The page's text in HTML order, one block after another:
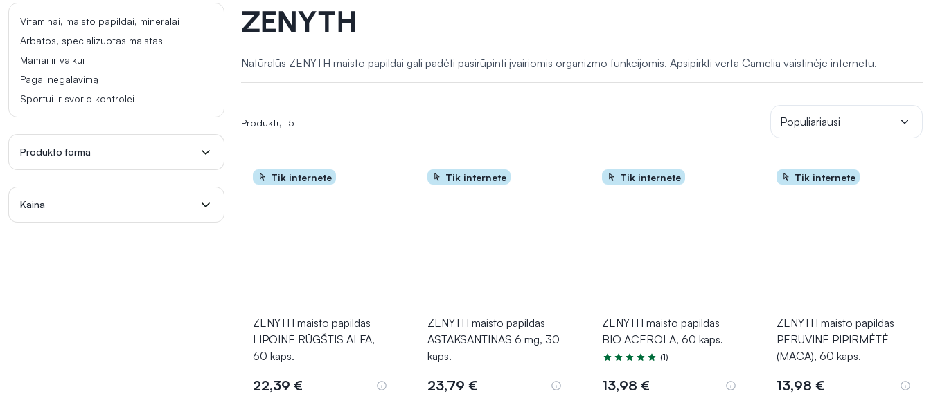
Vitaminai, maisto papildai, mineralai
Arbatos, specializuotas maistas
Mamai ir vaikui
Pagal negalavimą
Sportui ir svorio kontrolei
Produkto forma
Kaina
ZENYTH
Natūralūs ZENYTH maisto papildai gali padėti pasirūpinti įvairiomis organizmo funkcijomis. Apsipirkti verta Camelia vaistinėje internetu.
Produktų 15 Populiariausi
Tik internete
ZENYTH maisto papildas
LIPOINĖ RŪGŠTIS ALFA,
60 kaps.
22,39 €
Tik internete
ZENYTH maisto papildas
ASTAKSANTINAS 6 mg, 30
kaps.
23,79 €
Tik internete
ZENYTH maisto papildas
BIO ACEROLA, 60 kaps.
Įvertinimas 5.0 iš 5
(1)
13,98 €
Tik internete
ZENYTH maisto papildas
PERUVINĖ PIPIRMĖTĖ
(MACA), 60 kaps.
13,98 €